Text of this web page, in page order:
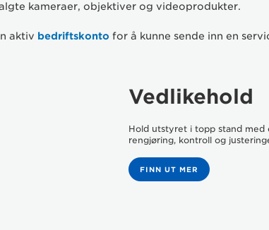
SKRIVERFEILKODER
CANON-KLUBB
kameraer, objektiver og videoprodukter.
aktiv bedriftskonto for å kunne sende inn en
Vedlikehold
Hold utstyret i topp stand med
rengjøring, kontroll og
FINN UT MER